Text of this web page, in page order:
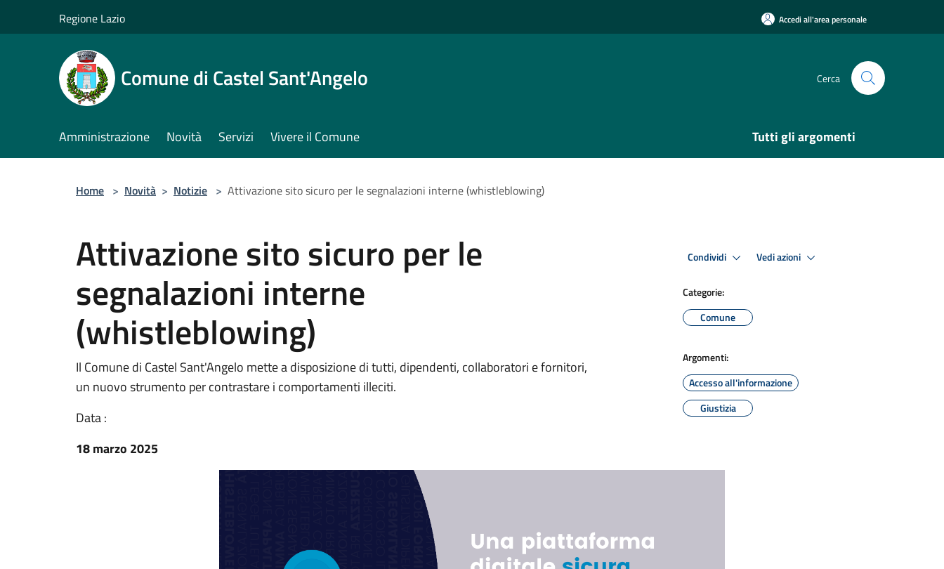
Regione Lazio Accedi all'area personale
Comune di Castel Sant'Angelo Cerca
Amministrazione Novità Servizi Vivere il Comune Tutti gli argomenti
Home > Novità > Notizie > Attivazione sito sicuro per le segnalazioni interne (whistleblowing)
Attivazione sito sicuro per le
segnalazioni interne
(whistleblowing)
Il Comune di Castel Sant'Angelo mette a disposizione di tutti, dipendenti, collaboratori e fornitori,
un nuovo strumento per contrastare i comportamenti illeciti.
Data :
18 marzo 2025
Condividi Vedi azioni
Categorie:
Comune
Argomenti:
Accesso all'informazione
Giustizia